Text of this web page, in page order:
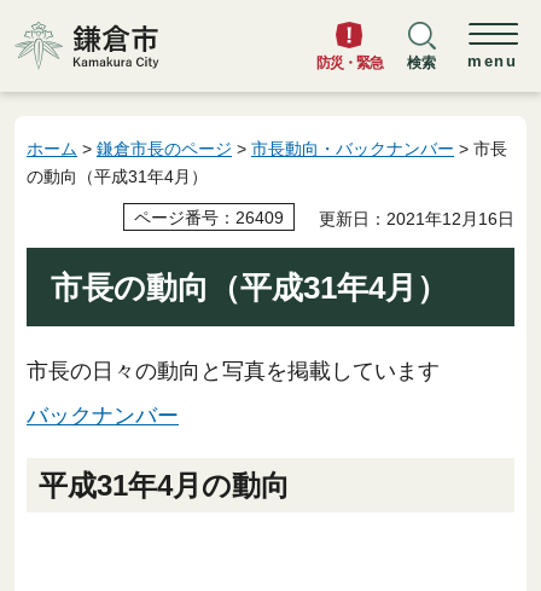
鎌倉市
防災・緊急 検索 menu
ホーム > 鎌倉市長のページ > 市長動向・バックナンバー > 市長
の動向（平成31年4月）
ページ番号：26409 更新日：2021年12月16日
市長の動向（平成31年4月）
市長の日々の動向と写真を掲載しています
バックナンバー
平成31年4月の動向